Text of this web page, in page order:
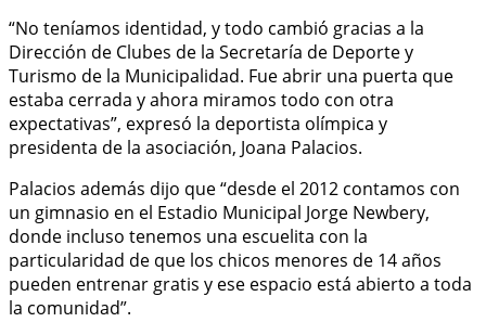
“No teníamos identidad, y todo cambió gracias a la
Dirección de Clubes de la Secretaría de Deporte y
Turismo de la Municipalidad. Fue abrir una puerta que
estaba cerrada y ahora miramos todo con otra
expectativas”, expresó la deportista olímpica y
presidenta de la asociación, Joana Palacios.
Palacios además dijo que “desde el 2012 contamos con
un gimnasio en el Estadio Municipal Jorge Newbery,
donde incluso tenemos una escuelita con la
particularidad de que los chicos menores de 14 años
pueden entrenar gratis y ese espacio está abierto a toda
la comunidad”.